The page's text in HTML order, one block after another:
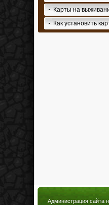
Карты на
Как установить
Администрация сайта